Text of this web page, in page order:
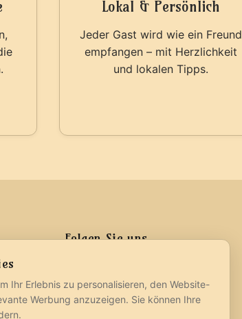
Lokal & Persönlich
Jeder Gast wird wie ein Freund
empfangen – mit Herzlichkeit
und lokalen Tipps.
Folgen Sie uns
Ihr Erlebnis zu personalisieren, den Website-
Werbung anzuzeigen. Sie können Ihre